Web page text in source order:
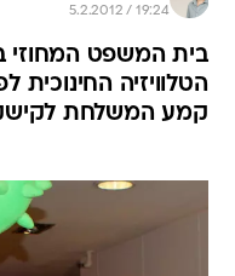
5.2.2012 / 19:24
בית המשפט
הטלוויזיה החינוכית
קמע המשלחת